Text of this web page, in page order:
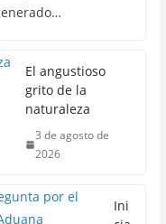
El angustioso
grito de la
naturaleza
3 de agosto de
2026
Ini